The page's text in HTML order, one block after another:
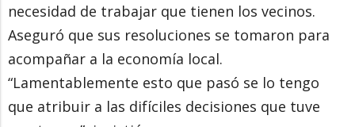
necesidad de trabajar que tienen los vecinos.
Aseguró que sus resoluciones se tomaron para
acompañar a la economía local.
“Lamentablemente esto que pasó se lo tengo
que atribuir a las difíciles decisiones que tuve